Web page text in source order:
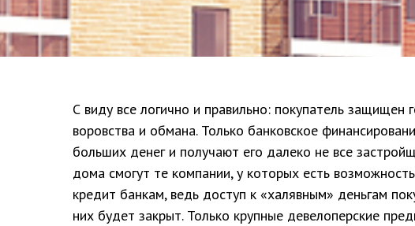
С виду все логично и правильно: покупатель защищен
воровства и обмана. Только банковское
больших денег и получают его далеко не все
дома смогут те компании, у которых есть
кредит банкам, ведь доступ к «халявным» деньгам
них будет закрыт. Только крупные девелоперские